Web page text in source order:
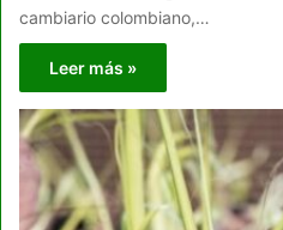
cambiario colombiano,…
Leer más »